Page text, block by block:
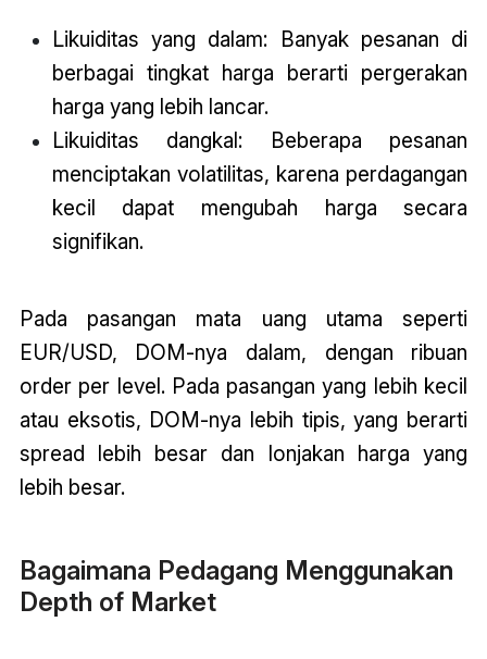
Likuiditas yang dalam: Banyak pesanan di
berbagai tingkat harga berarti pergerakan
harga yang lebih lancar.
Likuiditas dangkal: Beberapa pesanan
menciptakan volatilitas, karena perdagangan
kecil dapat mengubah harga secara
signifikan.
Pada pasangan mata uang utama seperti
EUR/USD, DOM-nya dalam, dengan ribuan
order per level. Pada pasangan yang lebih kecil
atau eksotis, DOM-nya lebih tipis, yang berarti
spread lebih besar dan lonjakan harga yang
lebih besar.
Bagaimana Pedagang Menggunakan
Depth of Market